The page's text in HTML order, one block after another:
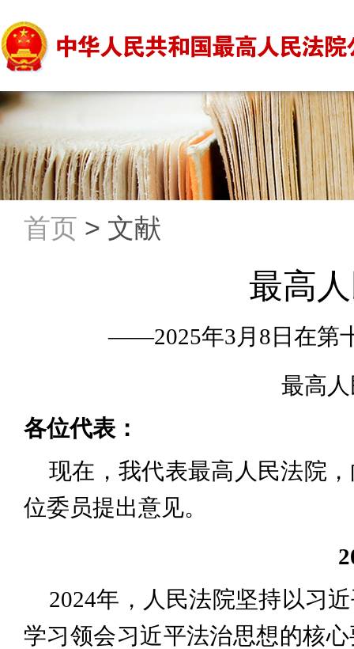
首页 > 文献
最高
——2025年3月8日在第
最高
各位代表：
现在，我代表最高人民法院
位委员提出意见。
2024年，人民法院坚持以习
学习领会习近平法治思想的核